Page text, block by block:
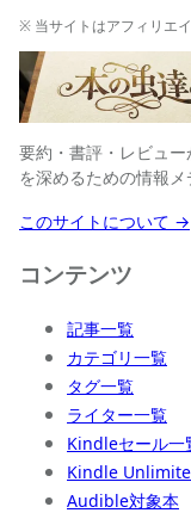
※ 当サイトはアフィリエ
要約・書評・レビュ
を深めるための情報メ
このサイトについて →
コンテンツ
記事一覧
カテゴリ一覧
タグ一覧
ライター一覧
Kindleセール一
Kindle
Audible対象本